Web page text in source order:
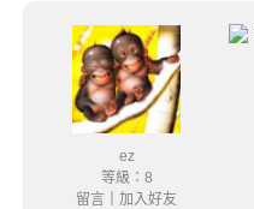
ez
等級：8
留言
加入好友